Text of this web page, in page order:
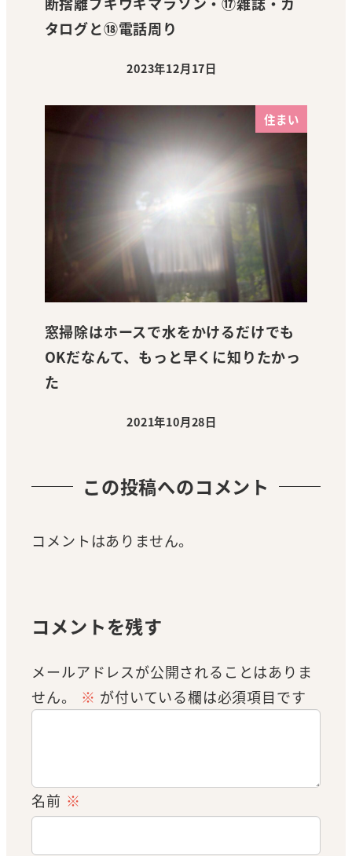
タログと⑱電話周り
投稿日
2023年12月17日
住まい
窓掃除はホースで水をかけるだけでも
OKだなんて、もっと早くに知りたかっ
た
投稿日
2021年10月28日
この投稿へのコメント
コメントはありません。
コメントを残す
メールアドレスが公開されることはありま
せん。
※ が付いている欄は必須項目です
名前 ※